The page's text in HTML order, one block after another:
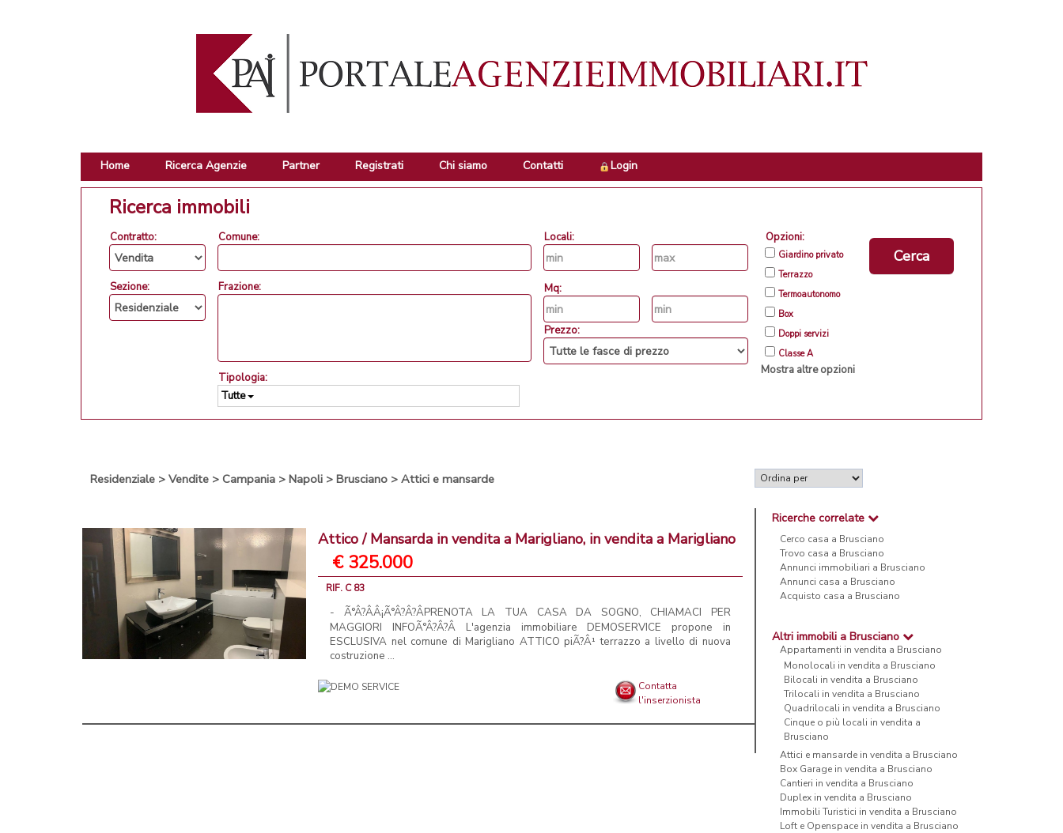
Home Ricerca Agenzie Partner Registrati Chi siamo Contatti Login
Ricerca immobili
Contratto:
Sezione:
Comune:
Frazione:
Tipologia:
Tutte
Locali:
Mq:
Prezzo:
Opzioni:
Giardino privato
Terrazzo
Termoautonomo
Box
Doppi servizi
Classe A
Mostra altre opzioni
Cerca
Residenziale > Vendite > Campania > Napoli > Brusciano > Attici e mansarde
Attico / Mansarda in vendita a Marigliano, in vendita a Marigliano
€ 325.000
RIF. C 83
- Ã°Â?ÂÂ¡Ã°Â?Â?ÂPRENOTA LA TUA CASA DA SOGNO, CHIAMACI PER
MAGGIORI INFOÃ°Â?Â?Â L'agenzia immobiliare DEMOSERVICE propone in
ESCLUSIVA nel comune di Marigliano ATTICO piÃ?Â¹ terrazzo a livello di nuova
costruzione ...
Contatta
l'inserzionista
Ricerche correlate
Cerco casa a Brusciano
Trovo casa a Brusciano
Annunci immobiliari a Brusciano
Annunci casa a Brusciano
Acquisto casa a Brusciano
Altri immobili a Brusciano
Appartamenti in vendita a Brusciano
Monolocali in vendita a Brusciano
Bilocali in vendita a Brusciano
Trilocali in vendita a Brusciano
Quadrilocali in vendita a Brusciano
Cinque o più locali in vendita a
Brusciano
Attici e mansarde in vendita a Brusciano
Box Garage in vendita a Brusciano
Cantieri in vendita a Brusciano
Duplex in vendita a Brusciano
Immobili Turistici in vendita a Brusciano
Loft e Openspace in vendita a Brusciano